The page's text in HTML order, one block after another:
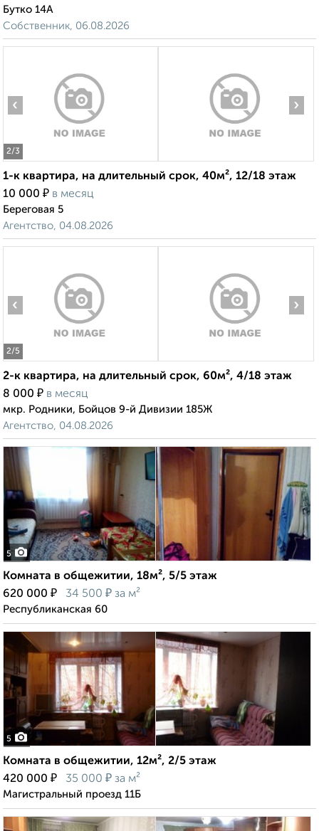
Бутко 14А
Собственник, 06.08.2026
2/3
‹ ›
1-к квартира, на длительный срок, 40м², 12/18 этаж
10 000 ₽ в месяц
Береговая 5
Агентство, 04.08.2026
2/5
‹ ›
2-к квартира, на длительный срок, 60м², 4/18 этаж
8 000 ₽ в месяц
мкр. Родники, Бойцов 9-й Дивизии 185Ж
Агентство, 04.08.2026
5
Комната в общежитии, 18м², 5/5 этаж
620 000 ₽ 34 500 ₽ за м²
Республиканская 60
5
Комната в общежитии, 12м², 2/5 этаж
420 000 ₽ 35 000 ₽ за м²
Магистральный проезд 11Б